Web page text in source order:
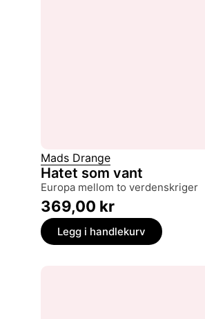
Mads Drange
Hatet som vant
Europa mellom to verdenskriger
369,00 kr
Legg i handlekurv